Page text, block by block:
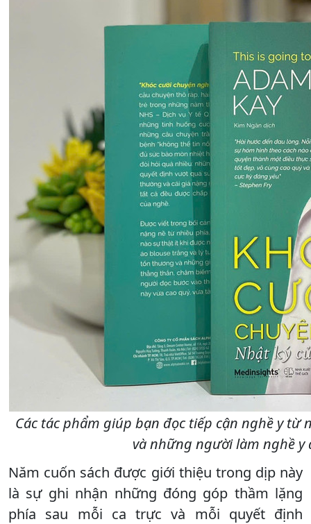
Các tác phẩm giúp bạn đọc tiếp cận nghề y
và những người làm nghề y
Năm cuốn sách được giới thiệu trong dịp này
là sự ghi nhận những đóng góp thầm lặng
phía sau mỗi ca trực và mỗi quyết định